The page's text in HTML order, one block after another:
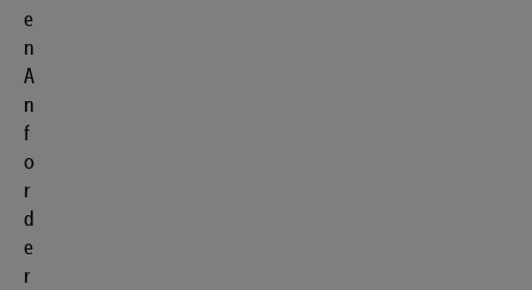
e
n
A
n
f
o
r
d
e
r